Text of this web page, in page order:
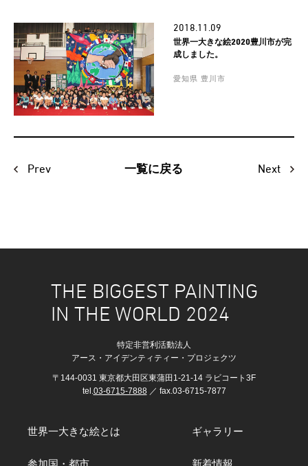
2018.11.09
世界一大きな絵2020豊川市が完
成しました。
愛知県 豊川市
Prev 一覧に戻る Next
THE BIGGEST PAINTING
IN THE WORLD 2024
特定非営利活動法人
アース・アイデンティティー・プロジェクツ
〒144-0031 東京都大田区東蒲田1-21-14 ラビコート3F
tel.03-6715-7888／ fax.03-6715-7877
世界一大きな絵とは ギャラリー